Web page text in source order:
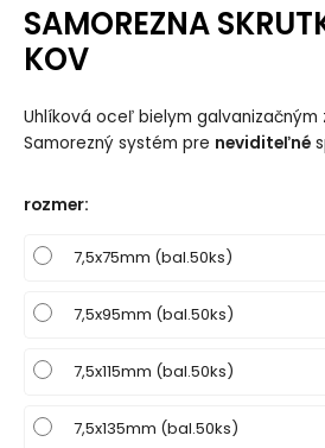
SAMOREZNA
KOV
Uhlíková oceľ bielym galvanizačným
Samorezný systém pre neviditeľné
rozmer:
7,5x75mm (bal.50ks)
7,5x95mm (bal.50ks)
7,5x115mm (bal.50ks)
7,5x135mm (bal.50ks)